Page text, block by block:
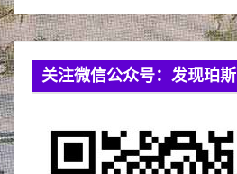
关注微信公众号：发现珀斯